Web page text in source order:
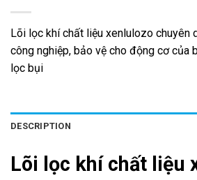
Lõi lọc khí chất liệu xenlulozo chuyên
công nghiệp, bảo vệ cho động cơ của
lọc bụi
DESCRIPTION
Lõi lọc khí chất liệu